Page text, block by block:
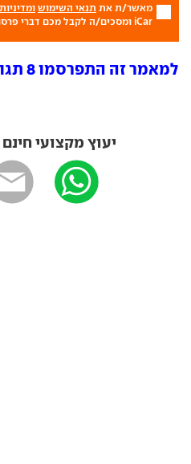
מאשר/ת את תנאי השימוש
iCar ומסכים/ה לקבל מכם דברי פרסום.
למאמר זה התפרסמו 8 תגובות
יעוץ מקצועי